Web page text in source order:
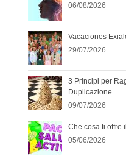
06/08/2026
Vacaciones
29/07/2026
3 Principi per
Duplicazione
09/07/2026
Che cosa ti offre
05/06/2026